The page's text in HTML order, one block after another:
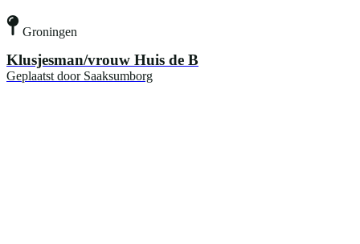
Groningen
Klusjesman/vrouw Huis de B
Geplaatst door Saaksumborg